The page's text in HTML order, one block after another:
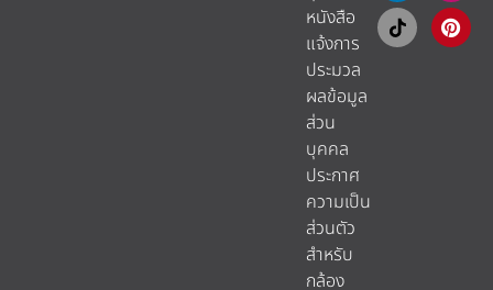
หนังสือ
แจ้งการ
ประมวล
ผลข้อมูล
ส่วน
บุคคล
ประกาศ
ความเป็น
ส่วนตัว
สำหรับ
กล้อง